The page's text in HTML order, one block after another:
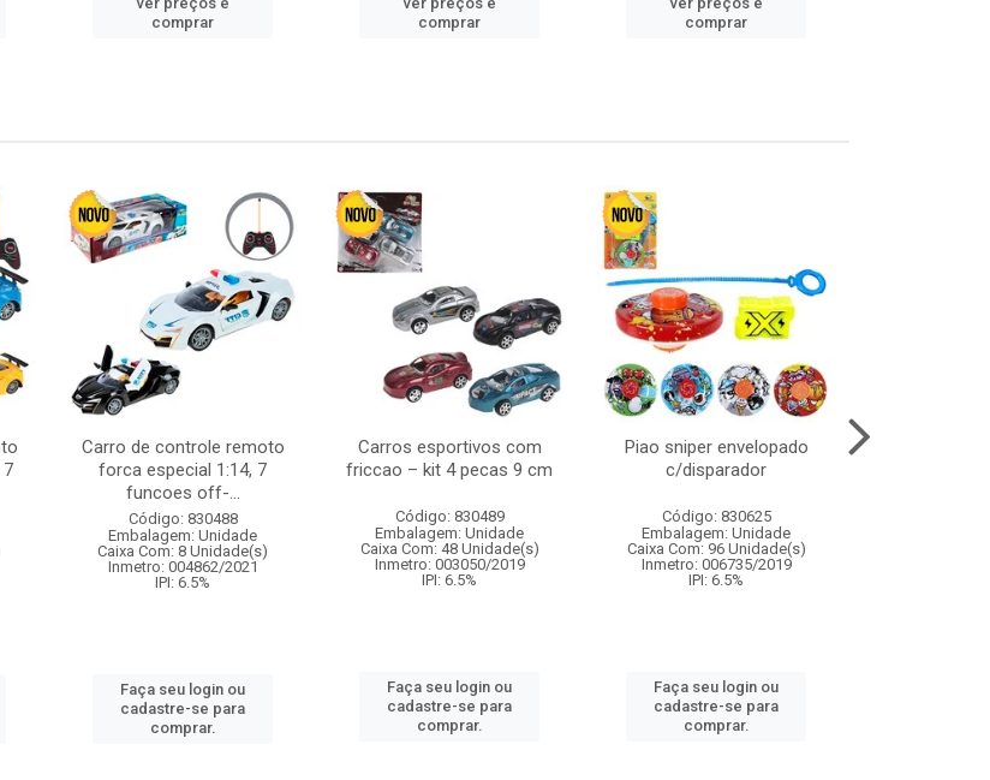
comprar
comprar
comprar
7
Carro de controle remoto
forca especial 1:14, 7
funcoes off-...
Código: 830488
Embalagem: Unidade
Caixa Com: 8 Unidade(s)
Inmetro: 004862/2021
IPI: 6.5%
Faça seu login ou
cadastre-se para
comprar.
Carros esportivos com
friccao – kit 4 pecas 9 cm
Código: 830489
Embalagem: Unidade
Caixa Com: 48 Unidade(s)
Inmetro: 003050/2019
IPI: 6.5%
Faça seu login ou
cadastre-se para
comprar.
Piao sniper envelopado
c/disparador
Código: 830625
Embalagem: Unidade
Caixa Com: 96 Unidade(s)
Inmetro: 006735/2019
IPI: 6.5%
Faça seu login ou
cadastre-se para
comprar.